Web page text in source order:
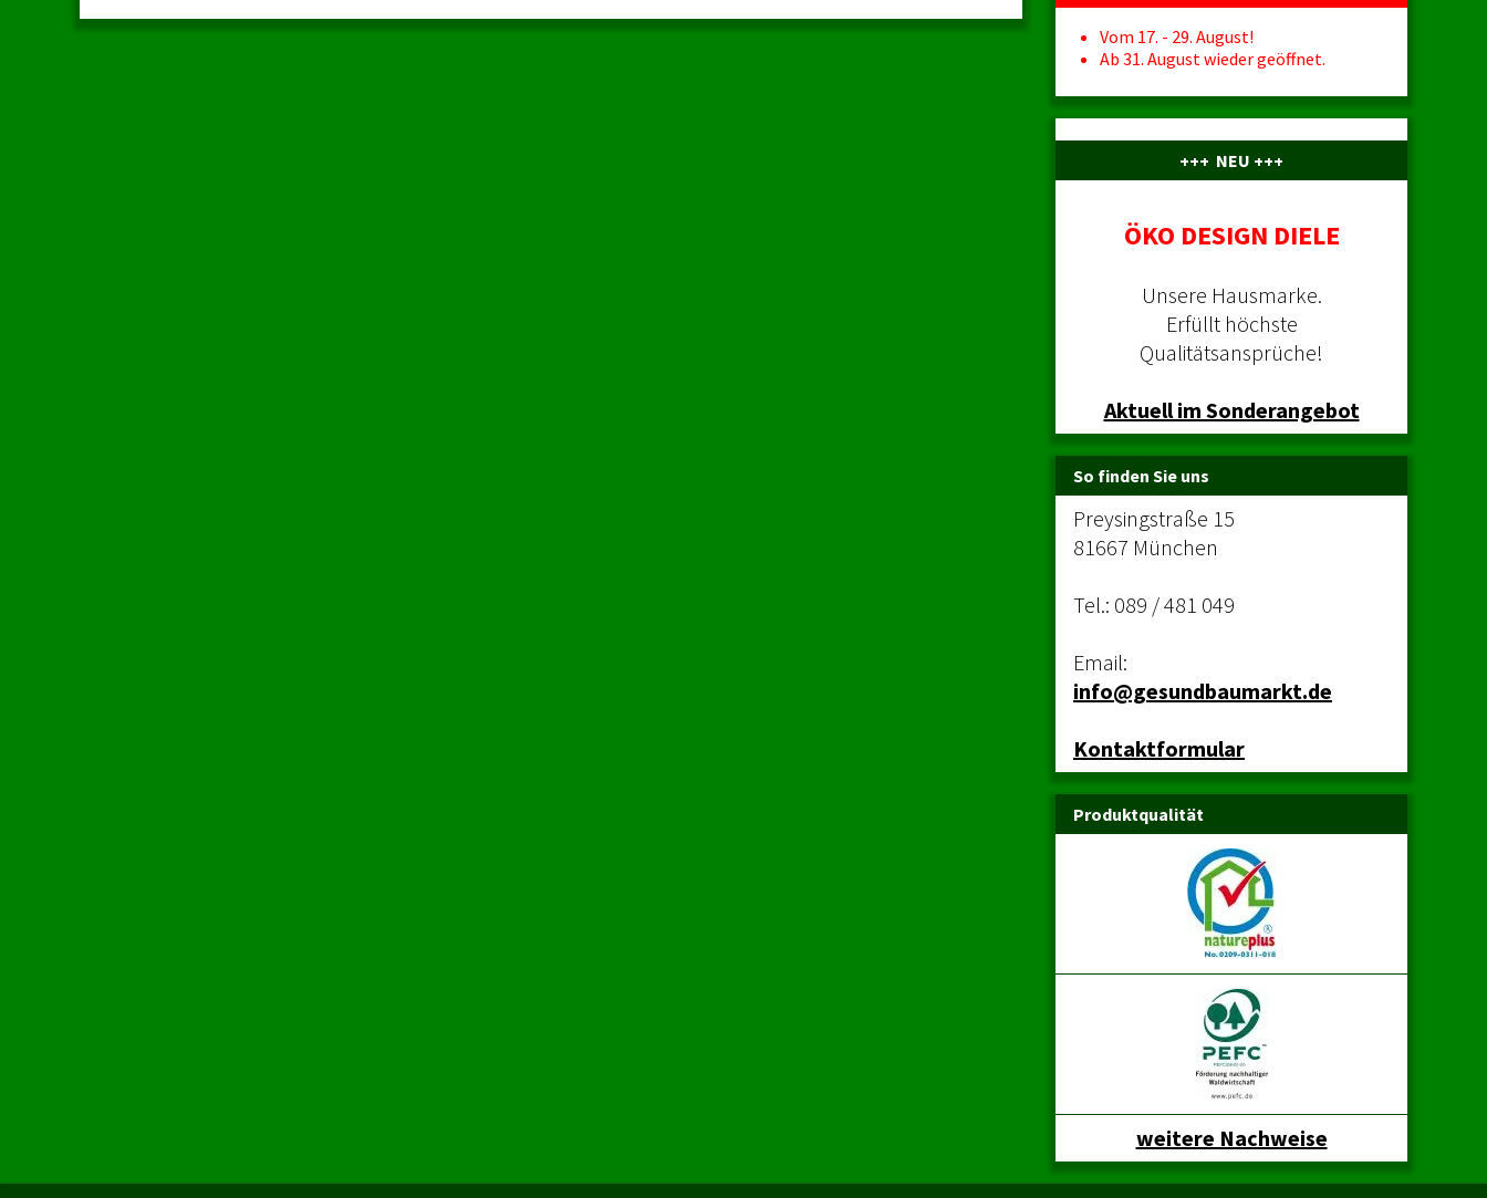
Vom 17. - 29. August!
Ab 31. August wieder geöffnet.
+++ NEU +++
ÖKO DESIGN DIELE
Unsere Hausmarke.
Erfüllt höchste
Qualitätsansprüche!
Aktuell im Sonderangebot
So finden Sie uns
Preysingstraße 15
81667 München
Tel.: 089 / 481 049
Email:
info@gesundbaumarkt.de
Kontaktformular
Produktqualität
weitere Nachweise